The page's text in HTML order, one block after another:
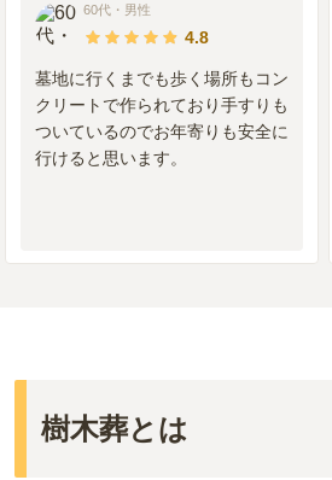
60代 ・ 男性
4.8
墓地に行くまでも歩く場所もコン
クリートで作られており手すりも
ついているのでお年寄りも安全に
行けると思います。
樹木葬とは